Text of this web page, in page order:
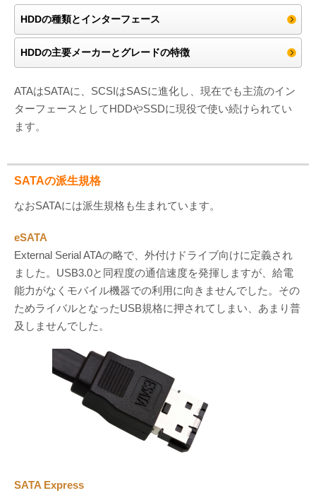
HDDの種類とインターフェース
HDDの主要メーカーとグレードの特徴
ATAはSATAに、SCSIはSASに進化し、現在でも主流のイン
ターフェースとしてHDDやSSDに現役で使い続けられてい
ます。
SATAの派生規格
なおSATAには派生規格も生まれています。
eSATA
External Serial ATAの略で、外付けドライブ向けに定義され
ました。USB3.0と同程度の通信速度を発揮しますが、給電
能力がなくモバイル機器での利用に向きませんでした。その
ためライバルとなったUSB規格に押されてしまい、あまり普
及しませんでした。
SATA Express